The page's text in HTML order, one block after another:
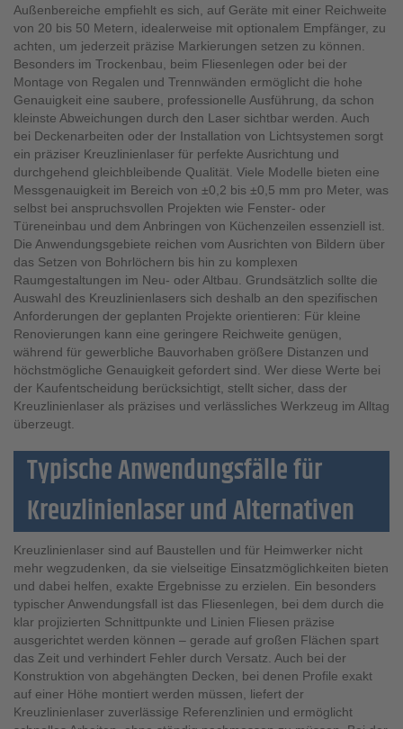
Außenbereiche empfiehlt es sich, auf Geräte mit einer Reichweite
von 20 bis 50 Metern, idealerweise mit optionalem Empfänger, zu
achten, um jederzeit präzise Markierungen setzen zu können.
Besonders im Trockenbau, beim Fliesenlegen oder bei der
Montage von Regalen und Trennwänden ermöglicht die hohe
Genauigkeit eine saubere, professionelle Ausführung, da schon
kleinste Abweichungen durch den Laser sichtbar werden. Auch
bei Deckenarbeiten oder der Installation von Lichtsystemen sorgt
ein präziser Kreuzlinienlaser für perfekte Ausrichtung und
durchgehend gleichbleibende Qualität. Viele Modelle bieten eine
Messgenauigkeit im Bereich von ±0,2 bis ±0,5 mm pro Meter, was
selbst bei anspruchsvollen Projekten wie Fenster- oder
Türeneinbau und dem Anbringen von Küchenzeilen essenziell ist.
Die Anwendungsgebiete reichen vom Ausrichten von Bildern über
das Setzen von Bohrlöchern bis hin zu komplexen
Raumgestaltungen im Neu- oder Altbau. Grundsätzlich sollte die
Auswahl des Kreuzlinienlasers sich deshalb an den spezifischen
Anforderungen der geplanten Projekte orientieren: Für kleine
Renovierungen kann eine geringere Reichweite genügen,
während für gewerbliche Bauvorhaben größere Distanzen und
höchstmögliche Genauigkeit gefordert sind. Wer diese Werte bei
der Kaufentscheidung berücksichtigt, stellt sicher, dass der
Kreuzlinienlaser als präzises und verlässliches Werkzeug im Alltag
überzeugt.
Typische Anwendungsfälle für
Kreuzlinienlaser und Alternativen
Kreuzlinienlaser sind auf Baustellen und für Heimwerker nicht
mehr wegzudenken, da sie vielseitige Einsatzmöglichkeiten bieten
und dabei helfen, exakte Ergebnisse zu erzielen. Ein besonders
typischer Anwendungsfall ist das Fliesenlegen, bei dem durch die
klar projizierten Schnittpunkte und Linien Fliesen präzise
ausgerichtet werden können – gerade auf großen Flächen spart
das Zeit und verhindert Fehler durch Versatz. Auch bei der
Konstruktion von abgehängten Decken, bei denen Profile exakt
auf einer Höhe montiert werden müssen, liefert der
Kreuzlinienlaser zuverlässige Referenzlinien und ermöglicht